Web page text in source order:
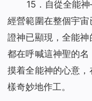
15．自從全能
經營範圍在整個宇
證神已顯現，全能
都在呼喊這神聖的名
摸着全能神的心意
樣奇妙地作工。